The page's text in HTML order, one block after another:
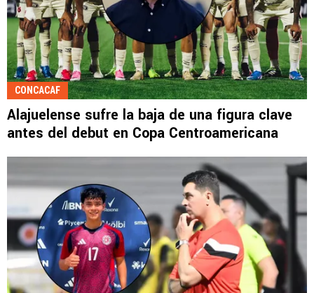
CONCACAF
Alajuelense sufre la baja de una figura clave
antes del debut en Copa Centroamericana